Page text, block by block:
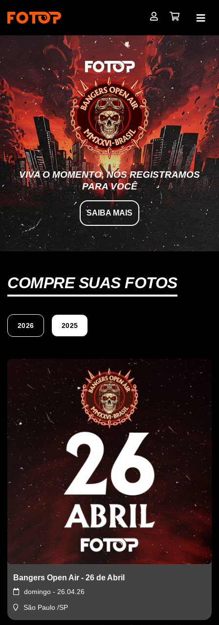
VIVA O MOMENTO, NÓS REGISTRAMOS
PARA VOCÊ
SAIBA MAIS
COMPRE SUAS FOTOS
2026 2025
Bangers Open Air - 26 de Abril
domingo - 26.04.26
São Paulo /SP